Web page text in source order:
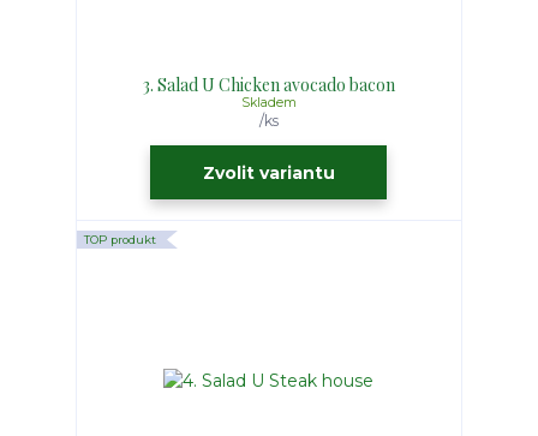
3. Salad U Chicken avocado bacon
/ks
Skladem
Zvolit variantu
TOP produkt